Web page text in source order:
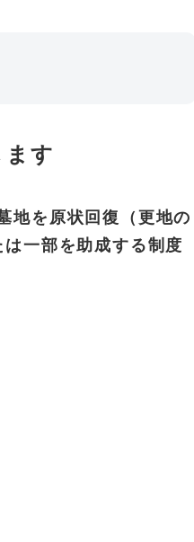
す
地を原状回復（更地の
一部を助成する制度